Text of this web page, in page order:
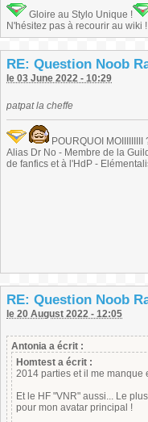
Gloire au Stylo Unique !
N'hésitez pas à recourir au wiki !
RE: Question Noob
le 03 June 2022 - 10:29
patpat la cheffe
POURQUOI MOIIIIIIIII
Alias Dr No - Membre de la
de fanfics et à l'HdP -
RE: Question Noob
le 20 August 2022 - 12:05
Antonia a écrit :
Homtest a écrit :
2014 parties et il me manque
Et le HF "VNR" aussi... Le
pour mon avatar principal !